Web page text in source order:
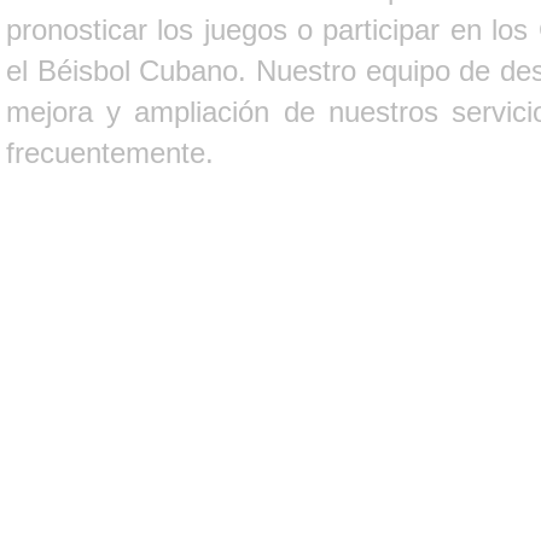
pronosticar los juegos o participar en
el Béisbol Cubano. Nuestro equipo de
mejora y ampliación de nuestros
frecuentemente.